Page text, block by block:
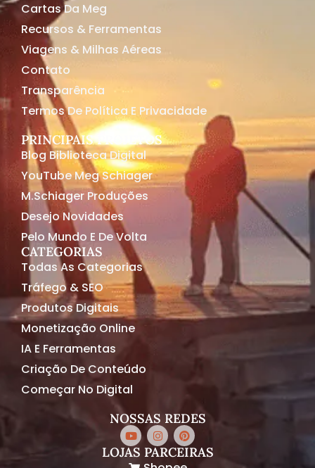
Cartas Da Meg
Recursos & Ferramentas
Viagens & Milhas Aéreas
Contato
Transparência
Termos De Política E Privacidade
PRINCIPAIS PROJETOS
Blog Biblioteca Digital
YouTube Meg Schiager
M.Schiager Produções
Desejo Novidades
Pelo Mundo E De Volta
CATEGORIAS
Todas As Categorias
Tráfego & SEO
Produtos Digitais
Monetização Online
IA E Ferramentas
Criação De Conteúdo
Começar No Digital
NOSSAS REDES
LOJAS PARCEIRAS